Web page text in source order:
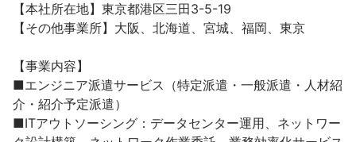
【本社所在地】東京都港区三田3-5-19
【その他事業所】大阪、北海道、宮城、福岡、東京
【事業内容】
■エンジニア派遣サービス（特定派遣・一般派遣・人材紹
介・紹介予定派遣）
■ITアウトソーシング：データセンター運用、ネットワー